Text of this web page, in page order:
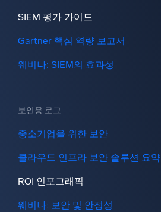
SIEM 평가 가이드
Gartner 핵심 역량 보고서
웨비나: SIEM의 효과성
보안용 로그
중소기업을 위한 보안
클라우드 인프라 보안 솔루션 요약
ROI 인포그래픽
웨비나: 보안 및 안정성